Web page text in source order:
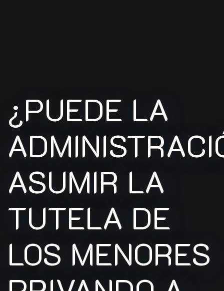
¿PUEDE LA
ASUMIR LA
TUTELA DE
LOS MENORES